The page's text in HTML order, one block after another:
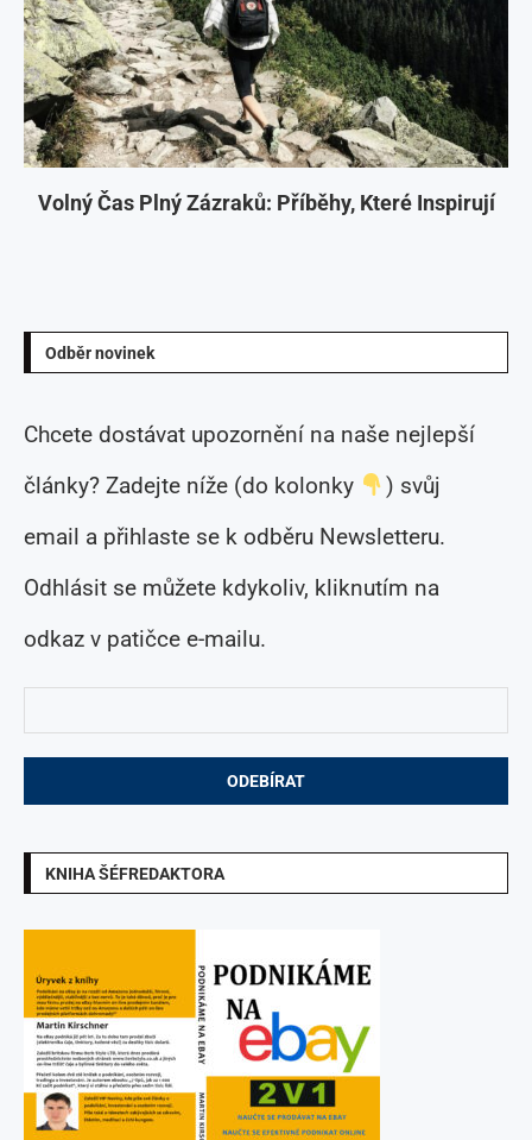
Volný Čas Plný Zázraků: Příběhy, Které Inspirují
Odběr novinek
Chcete dostávat upozornění na naše nejlepší
články? Zadejte níže (do kolonky
) svůj
email a přihlaste se k odběru Newsletteru.
Odhlásit se můžete kdykoliv, kliknutím na
odkaz v patičce e-mailu.
KNIHA ŠÉFREDAKTORA